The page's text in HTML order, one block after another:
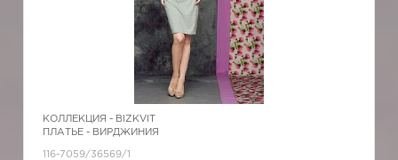
КОЛЛЕКЦИЯ - BIZKVIT
ПЛАТЬЕ - ВИРДЖИНИЯ
116-7059/36569/1